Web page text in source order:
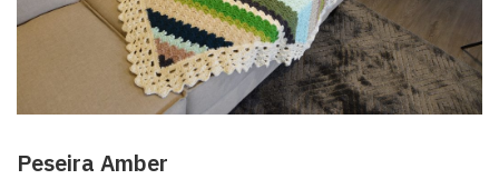
Peseira Amber